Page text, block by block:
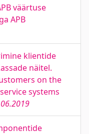
väärtuse
APB
klientide
näitel.
on the
systems